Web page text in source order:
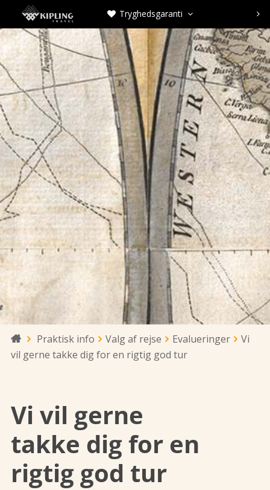
 Tryghedsgaranti  
 Praktisk info Valg af rejse Evalueringer
Vi
vil gerne takke dig for en rigtig god tur
Vi vil gerne
takke dig for en
rigtig god tur